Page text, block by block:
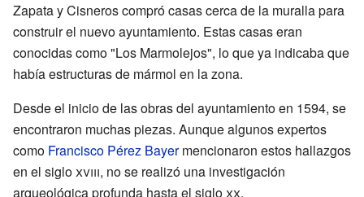
Zapata y Cisneros compró casas cerca de la muralla para
construir el nuevo ayuntamiento. Estas casas eran
conocidas como "Los Marmolejos", lo que ya indicaba que
había estructuras de mármol en la zona.
Desde el inicio de las obras del ayuntamiento en 1594, se
encontraron muchas piezas. Aunque algunos expertos
como Francisco Pérez Bayermencionaron estos hallazgos
en el sigloxviii, no se realizó una investigación
arqueológica profunda hasta el sigloxx.